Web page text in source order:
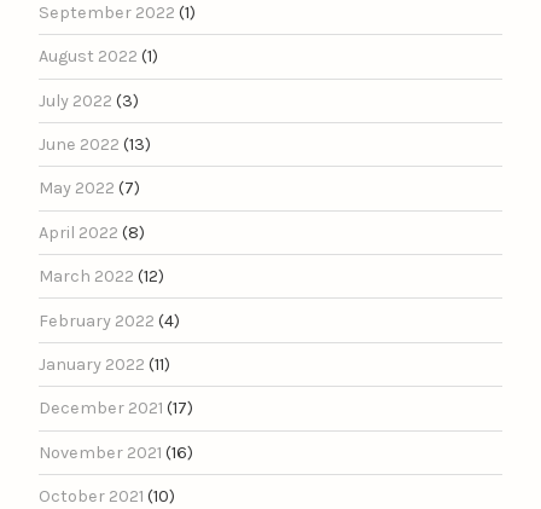
September 2022 (1)
August 2022 (1)
July 2022 (3)
June 2022 (13)
May 2022 (7)
April 2022 (8)
March 2022 (12)
February 2022 (4)
January 2022 (11)
December 2021 (17)
November 2021 (16)
October 2021 (10)